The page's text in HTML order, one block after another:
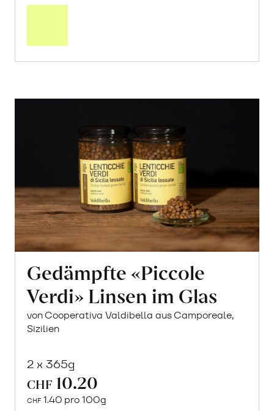
Gedämpfte «Piccole
Verdi» Linsen im Glas
von Cooperativa Valdibella aus Camporeale,
Sizilien
2 x 365g
CHF 10.20
CHF 1.40 pro 100g